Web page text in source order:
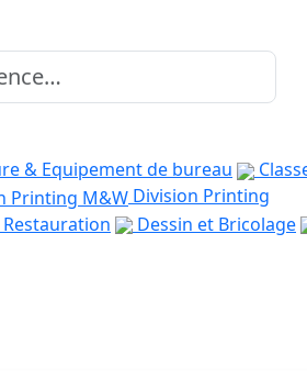
& Equipement de bureau
Division Printing
Dessin et Bricolage